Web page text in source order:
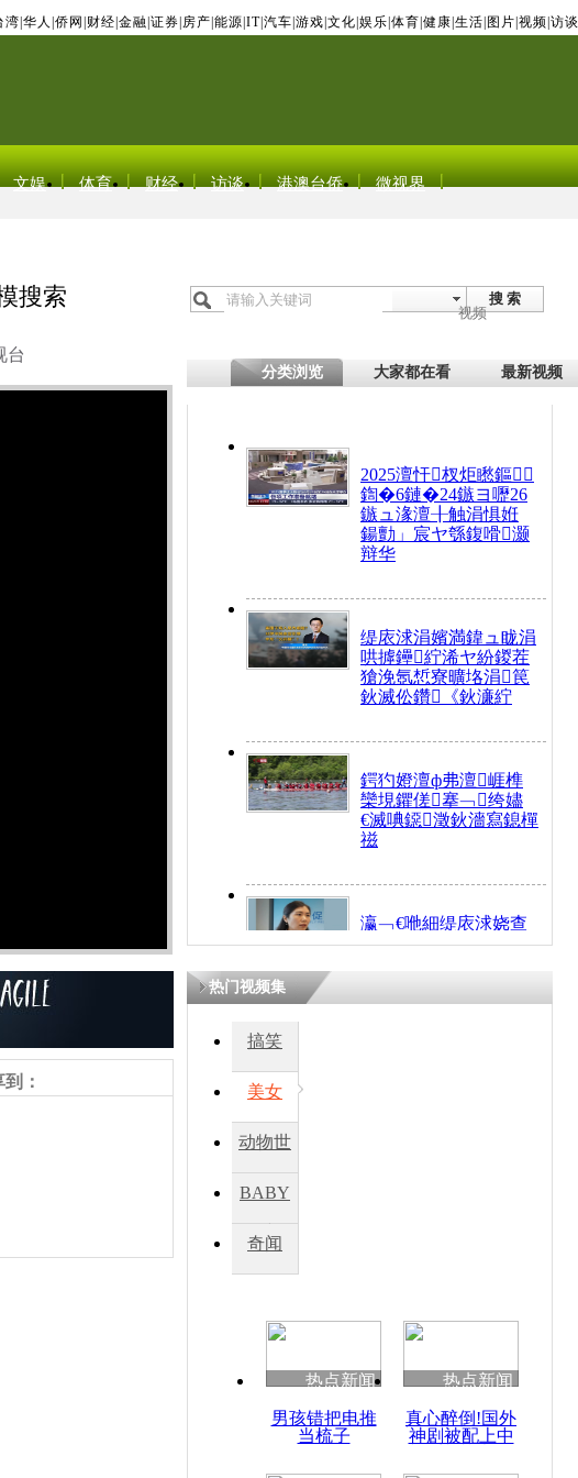
湾 华人 侨网 财经 金融 证券 房产 能源 IT| 汽车 游戏 文化 娱乐 体育 健康 生活 图片 视频 访谈
文娱 体育 财经 访谈 港澳台侨 微视界
搜索
台
搜 索
视频
分类浏览 大家都在看 最新视频
2025澶忓杈炬矁鏂
鍧�6鏈�24鏃ヨ嚦26
鏃ュ湪澶╂触涓惧姙
鍚勯」宸ヤ綔鍑嗗灏
辩华
缇庡浗涓嬪満鍏ュ眬涓
哄摢鑸紵浠ヤ紛鍐茬
獊浼氬惁寮曠垎涓笢
鈥滅伀鑽《鈥濓紵
鍔犳嬁澶ф弗澶崕榫
欒垷鑺傞搴﹁绔嬧
€滅唺鐚澂鈥濇寫鎴樿
禌
瀛﹁€咃細缇庡浗娆查
€间笢鍗椾簹涓庝腑鍥
熷悎浣� 涓ㄥ浗闄呰
：
热门视频集
搞笑
美女
动物世
BABY
秀
奇闻
热点新闻
男孩错把电推
当梳子
热点新闻
真心醉倒!国外
神剧被配上中